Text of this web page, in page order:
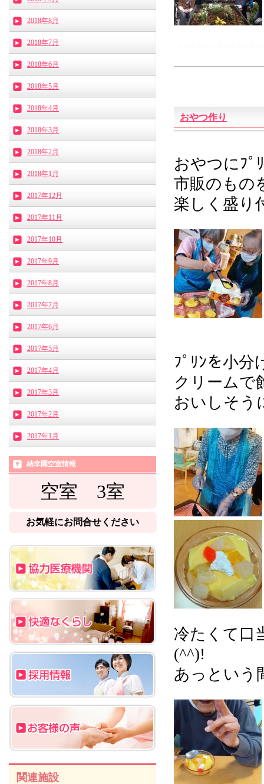
おやつ作り
おやつにﾌﾟ
市販のもの
楽しく盛り
ﾌﾟﾘﾝを小
クリームで
おいしそう
冷たくて口
(^^)!
あっという
2018年8月
2018年7月
2018年6月
2018年5月
2018年4月
2018年3月
2018年2月
2018年1月
2017年12月
2017年11月
2017年10月
2017年9月
2017年8月
2017年7月
2017年6月
2017年5月
2017年4月
2017年3月
2017年2月
2017年1月
結幸園空室情報
空室 3室
お気軽にお問合せください
関連施設